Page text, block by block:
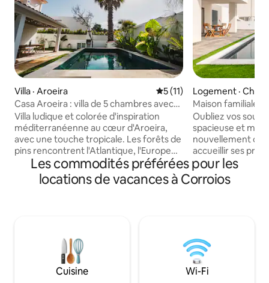
Villa · Aroeira Note moyenne de 5 sur 5,
5 (11)
Casa Aroeira : villa de 5 chambres avec
piscine près de l'océan
Villa ludique et colorée d'inspiration
méditerranéenne au cœur d'Aroeira,
avec une touche tropicale. Les forêts de
pins rencontrent l'Atlantique, l'Europe
traditionnelle rencontre le design
moderne. Cinq chambres, quatre salles
de bain, deux salons, une piscine, un
Restaurants, bars et supermarchés
accessibles à pied. Bars de plage,
restaurants de poisson, surf et kitesurf
sur la plage de Fonte da Telha à
Logement ·
ca
Maison familiale
Oubliez vos
spacieuse et
nouvellement
accueillir ses
vous voyagiez en
notre maison a
des vacances
besoin. Situé dans un quartier résidentiel
paisible et calme,
10 minutes en
Costa da
Les commodités préférées pour les
locations de vacances à Corroios
Cuisine Wi-Fi